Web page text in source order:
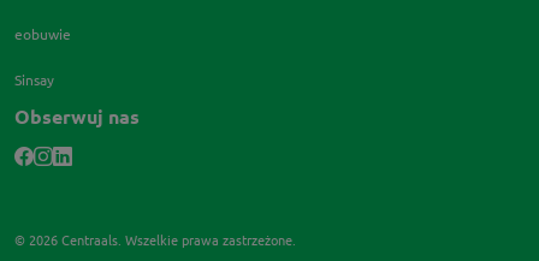
eobuwie
Sinsay
Obserwuj nas
© 2026 Centraals. Wszelkie prawa zastrzeżone.